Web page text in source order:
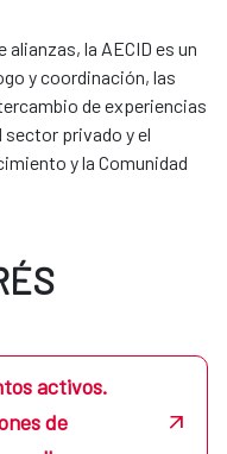
la AECID es un
y coordinación, las
de experiencias
privado y el
y la Comunidad
activos.
de